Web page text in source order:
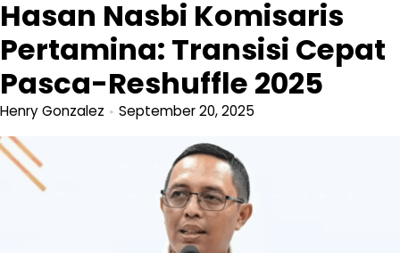
Hasan Nasbi Komisaris
Pertamina: Transisi Cepat
Pasca-Reshuffle 2025
Henry Gonzalez September 20, 2025